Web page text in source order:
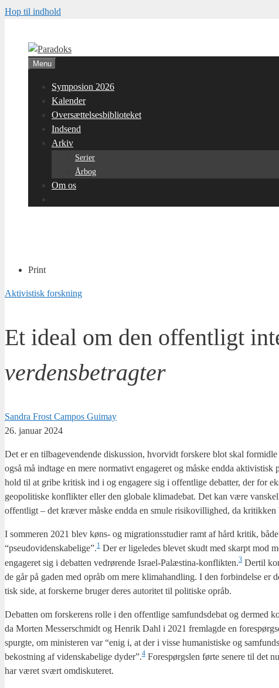
Hop til indhold
Menu
Symposion 2026
Kalender
Oversættelsesbiblioteket
Indsend
Arkiv
Serier
Årbog
Om os
Print
Aktivistisk forskning
Et ideal om den offentligt
verdensbetragter
Sandra Frost Campos Guimay
26. januar 2024
Det er en til­ba­ge­ven­den­de dis­kus­sion, hvor­vidt for­ske­re blot skal
også må ind­ta­ge en mere nor­ma­tivt enga­ge­ret og måske end­da
hold til at gri­be kri­tisk ind i og enga­ge­re sig i offent­li­ge debat­ter, der for
geopo­li­ti­ske kon­flik­ter eller den glo­ba­le kli­ma­de­bat. Det kan være
offent­ligt – det kræ­ver måske end­da en smu­le risi­ko­vil­lig­hed, da kri­tik­ken
I som­me­ren 2021 blev køns- og migra­tions­stu­di­er ramt af hård kri­tik,
“pseudovidenskabelige”.1 Der er lige­le­des ble­vet skudt med skar­pt mod
enga­ge­ret sig i debat­ten ved­rø­ren­de Israel-Palæstina-konflikten.3 Der­til
de går på gaden med opråb om mere kli­ma­hand­ling. I den for­bin­del­se
tisk side, at for­sker­ne bru­ger deres auto­ri­tet til poli­ti­ske opråb.
Debat­ten om for­ske­rens rol­le i den offent­li­ge sam­funds­de­bat og der­med
da Mor­ten Mes­ser­s­ch­midt og Hen­rik Dahl i 2021 frem­lag­de en
spurg­te, om mini­ste­ren var “enig i, at der i vis­se huma­ni­sti­ske og
bekost­ning af viden­ska­be­li­ge dyder”.4 Fore­spørgs­len før­te sene­re til det
har været svært omdis­ku­te­ret.